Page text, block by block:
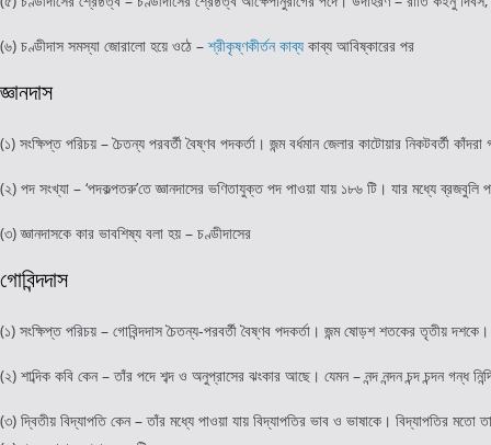
(৬) চণ্ডীদাস সমস্যা জোরালো হয়ে ওঠে –শ্রীকৃষ্ণকীর্তন কাব্য কাব্য আবিষ্কারের পর
জ্ঞানদাস
(১) সংক্ষিপ্ত পরিচয় – চৈতন্য পরবর্তী বৈষ্ণব পদকর্তা। জন্ম বর্ধমান জেলার কাটোয়ার নিকটবর্তী
(২) পদ সংখ্যা – ‘পদকল্পতরু’তে জ্ঞানদাসের ভণিতাযুক্ত পদ পাওয়া যায় ১৮৬ টি। যার মধ্যে
(৩) জ্ঞানদাসকে কার ভাবশিষ্য বলা হয় – চণ্ডীদাসের
গোবিন্দদাস
(১) সংক্ষিপ্ত পরিচয় – গোবিন্দদাস চৈতন্য-পরবর্তী বৈষ্ণব পদকর্তা। জন্ম ষোড়শ শতকের তৃতীয়
(২) শাব্দিক কবি কেন – তাঁর পদে শব্দ ও অনুপ্রাসের ঝংকার আছে। যেমন – নন্দ নন্দন চন্দ চন্দন গন্ধ
(৩) দ্বিতীয় বিদ্যাপতি কেন – তাঁর মধ্যে পাওয়া যায় বিদ্যাপতির ভাব ও ভাষাকে। বিদ্যাপতির মতো